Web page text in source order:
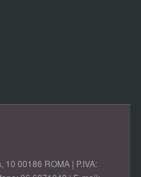
00186 ROMA | P.IVA: